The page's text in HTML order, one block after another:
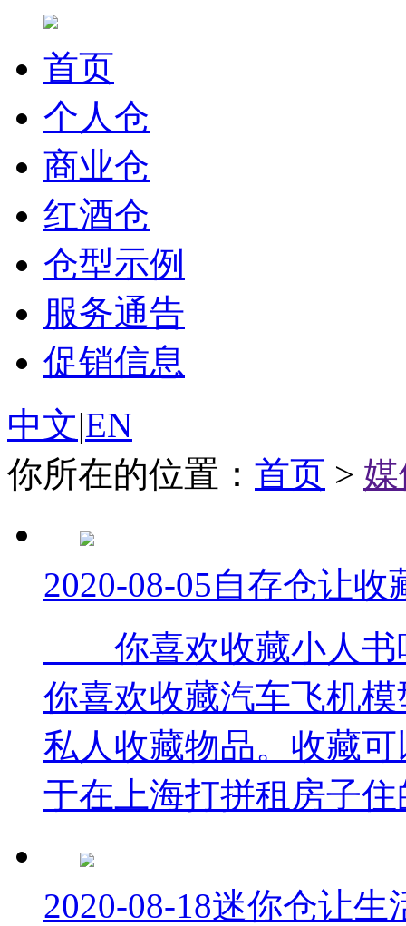
首页
个人仓
商业仓
红酒仓
仓型示例
服务通告
促销信息
中文|EN
你所在的位置： 首页 >
2020-08-05自存仓让收
你喜欢收藏小人书
你喜欢收藏汽车飞机
私人收藏物品。收藏
于在上海打拼租房子
2020-08-18迷你仓让生